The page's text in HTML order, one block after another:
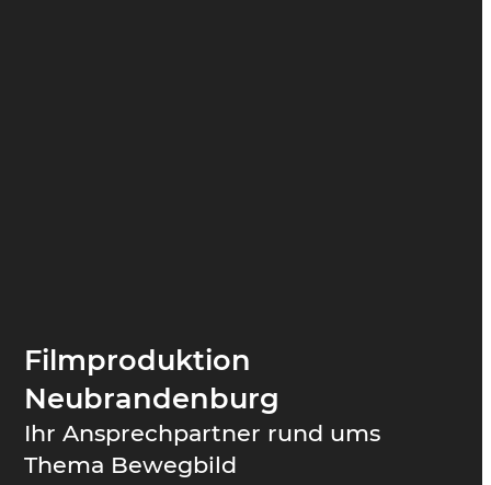
Filmproduktion
Neubrandenburg
Ihr Ansprechpartner rund ums
Thema Bewegbild